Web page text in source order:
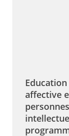
affective